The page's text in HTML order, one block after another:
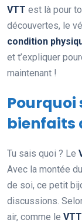
VTT est là pour
découvertes, le
condition
et t’expliquer
maintenant !
Pourquoi
bienfaits
Tu sais quoi ? Le
Avec la montée
de soi, ce petit
discussions.
air, comme le VTT